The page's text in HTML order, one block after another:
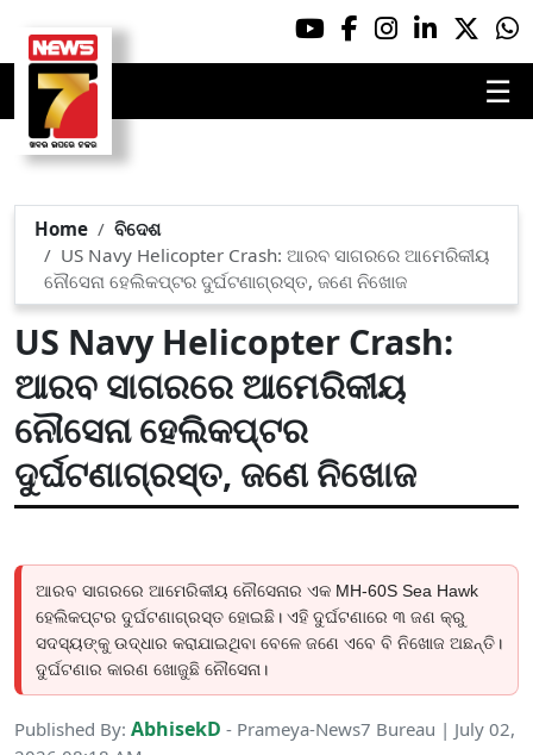
☰
Home
ବିଦେଶ
US Navy Helicopter Crash: ଆରବ ସାଗରରେ ଆମେରିକୀୟ
ନୌସେନା ହେଲିକପ୍ଟର ଦୁର୍ଘଟଣାଗ୍ରସ୍ତ, ଜଣେ ନିଖୋଜ
US Navy Helicopter Crash:
ଆରବ ସାଗରରେ ଆମେରିକୀୟ
ନୌସେନା ହେଲିକପ୍ଟର
ଦୁର୍ଘଟଣାଗ୍ରସ୍ତ, ଜଣେ ନିଖୋଜ
ଆରବ ସାଗରରେ ଆମେରିକୀୟ ନୌସେନାର ଏକ MH-60S Sea Hawk
ହେଲିକପ୍ଟର ଦୁର୍ଘଟଣାଗ୍ରସ୍ତ ହୋଇଛି। ଏହି ଦୁର୍ଘଟଣାରେ ୩ ଜଣ କ୍ରୁ
ସଦସ୍ୟଙ୍କୁ ଉଦ୍ଧାର କରାଯାଇଥିବା ବେଳେ ଜଣେ ଏବେ ବି ନିଖୋଜ ଅଛନ୍ତି।
ଦୁର୍ଘଟଣାର କାରଣ ଖୋଜୁଛି ନୌସେନା।
Published By: AbhisekD - Prameya-News7 Bureau | July 02,